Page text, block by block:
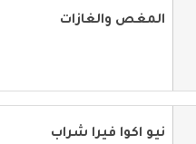
المغص والغازات
نيو اكوا فيرا شراب